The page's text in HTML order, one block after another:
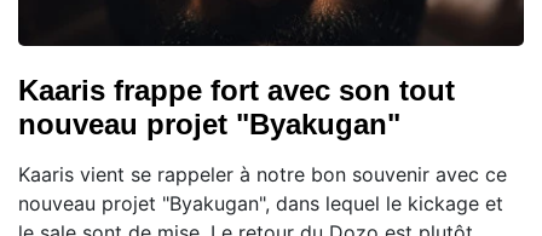
Kaaris frappe fort avec son tout
nouveau projet "Byakugan"
Kaaris vient se rappeler à notre bon souvenir avec ce
nouveau projet "Byakugan", dans lequel le kickage et